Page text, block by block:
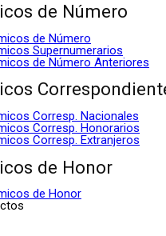
de Número
de Número
Supernumerarios
de Número Anteriores
Corresp. Nacionales
Corresp. Honorarios
Corresp. Extranjeros
de Honor
de Honor